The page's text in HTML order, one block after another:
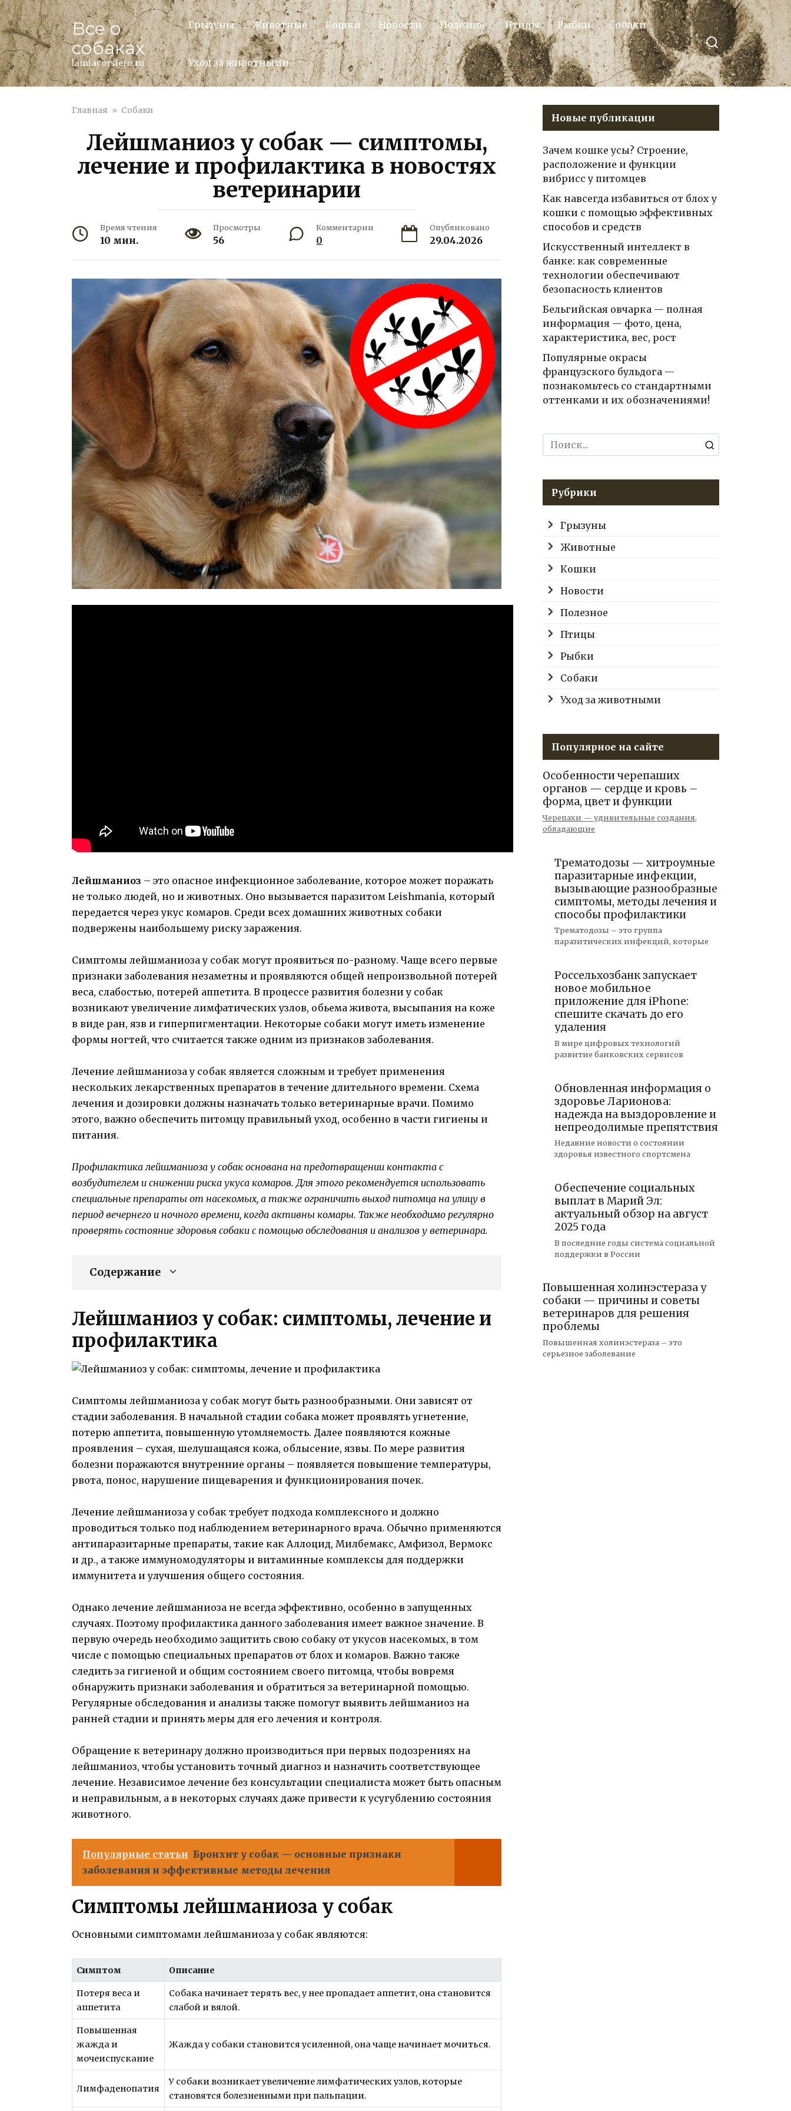
Перейти
к
контенту
Все о
собаках
lamiacorsiero.ru
Грызуны Животные Кошки Новости Полезное Птицы Рыбки Собаки
Уход за животными
Главная » Собаки
Лейшманиоз у собак — симптомы,
лечение и профилактика в новостях
ветеринарии
Время чтения
10 мин.
Просмотры
56
Комментарии
0
Опубликовано
29.04.2026
Лейшманиоз – это опасное инфекционное заболевание, которое может поражать
не только людей, но и животных. Оно вызывается паразитом Leishmania, который
передается через укус комаров. Среди всех домашних животных собаки
подвержены наибольшему риску заражения.
Симптомы лейшманиоза у собак могут проявиться по-разному. Чаще всего первые
признаки заболевания незаметны и проявляются общей непроизвольной потерей
веса, слабостью, потерей аппетита. В процессе развития болезни у собак
возникают увеличение лимфатических узлов, обьема живота, высыпания на коже
в виде ран, язв и гиперпигментации. Некоторые собаки могут иметь изменение
формы ногтей, что считается также одним из признаков заболевания.
Лечение лейшманиоза у собак является сложным и требует применения
нескольких лекарственных препаратов в течение длительного времени. Схема
лечения и дозировки должны назначать только ветеринарные врачи. Помимо
этого, важно обеспечить питомцу правильный уход, особенно в части гигиены и
питания.
Профилактика лейшманиоза у собак основана на предотвращении контакта с
возбудителем и снижении риска укуса комаров. Для этого рекомендуется использовать
специальные препараты от насекомых, а также ограничить выход питомца на улицу в
период вечернего и ночного времени, когда активны комары. Также необходимо регулярно
проверять состояние здоровья собаки с помощью обследования и анализов у ветеринара.
Содержание
Лейшманиоз у собак: симптомы, лечение и
профилактика
Симптомы лейшманиоза у собак могут быть разнообразными. Они зависят от
стадии заболевания. В начальной стадии собака может проявлять угнетение,
потерю аппетита, повышенную утомляемость. Далее появляются кожные
проявления – сухая, шелушащаяся кожа, облысение, язвы. По мере развития
болезни поражаются внутренние органы – появляется повышение температуры,
рвота, понос, нарушение пищеварения и функционирования почек.
Лечение лейшманиоза у собак требует подхода комплексного и должно
проводиться только под наблюдением ветеринарного врача. Обычно применяются
антипаразитарные препараты, такие как Аллоцид, Милбемакс, Амфизол, Вермокс
и др., а также иммуномодуляторы и витаминные комплексы для поддержки
иммунитета и улучшения общего состояния.
Однако лечение лейшманиоза не всегда эффективно, особенно в запущенных
случаях. Поэтому профилактика данного заболевания имеет важное значение. В
первую очередь необходимо защитить свою собаку от укусов насекомых, в том
числе с помощью специальных препаратов от блох и комаров. Важно также
следить за гигиеной и общим состоянием своего питомца, чтобы вовремя
обнаружить признаки заболевания и обратиться за ветеринарной помощью.
Регулярные обследования и анализы также помогут выявить лейшманиоз на
ранней стадии и принять меры для его лечения и контроля.
Обращение к ветеринару должно производиться при первых подозрениях на
лейшманиоз, чтобы установить точный диагноз и назначить соответствующее
лечение. Независимое лечение без консультации специалиста может быть опасным
и неправильным, а в некоторых случаях даже привести к усугублению состояния
животного.
Популярные статьи Бронхит у собак — основные признаки
заболевания и эффективные методы лечения
Симптомы лейшманиоза у собак
Основными симптомами лейшманиоза у собак являются:
Симптом Описание
Потеря веса и
аппетита
Собака начинает терять вес, у нее пропадает аппетит, она становится
слабой и вялой.
Повышенная
жажда и
мочеиспускание
Жажда у собаки становится усиленной, она чаще начинает мочиться.
Лимфаденопатия
У собаки возникает увеличение лимфатических узлов, которые
становятся болезненными при пальпации.
Новые публикации
Зачем кошке усы? Строение,
расположение и функции
вибрисс у питомцев
Как навсегда избавиться от блох у
кошки с помощью эффективных
способов и средств
Искусственный интеллект в
банке: как современные
технологии обеспечивают
безопасность клиентов
Бельгийская овчарка — полная
информация — фото, цена,
характеристика, вес, рост
Популярные окрасы
французского бульдога —
познакомьтесь со стандартными
оттенками и их обозначениями!
Search
for:
Рубрики
Грызуны
Животные
Кошки
Новости
Полезное
Птицы
Рыбки
Собаки
Уход за животными
Популярное на сайте
Особенности черепаших
органов — сердце и кровь –
форма, цвет и функции
Черепахи — удивительные создания,
обладающие
Трематодозы — хитроумные
паразитарные инфекции,
вызывающие разнообразные
симптомы, методы лечения и
способы профилактики
Трематодозы – это группа
паразитических инфекций, которые
Россельхозбанк запускает
новое мобильное
приложение для iPhone:
спешите скачать до его
удаления
В мире цифровых технологий
развитие банковских сервисов
Обновленная информация о
здоровье Ларионова:
надежда на выздоровление и
непреодолимые препятствия
Недавние новости о состоянии
здоровья известного спортсмена
Обеспечение социальных
выплат в Марий Эл:
актуальный обзор на август
2025 года
В последние годы система социальной
поддержки в России
Повышенная холинэстераза у
собаки — причины и советы
ветеринаров для решения
проблемы
Повышенная холинэстераза – это
серьезное заболевание